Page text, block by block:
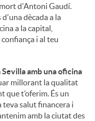
d'Antoni Gaudí.
dècada a la
a la capital,
i al teu
Sevilla amb una oficina
millorant la qualitat
que t’oferim. És un
teva salut financera i
amb la ciutat des